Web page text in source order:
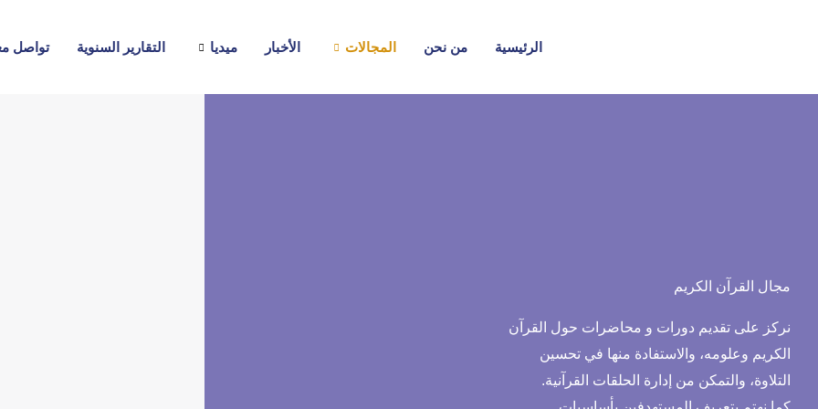
الرئيسية من نحن المجالات الأخبار ميديا التقارير السنوية تواصل
مجال القرآن الكريم
نركز على تقديم دورات و محاضرات حول القرآن
الكريم وعلومه، والاستفادة منها في تحسين
التلاوة، والتمكن من إدارة الحلقات القرآنية.